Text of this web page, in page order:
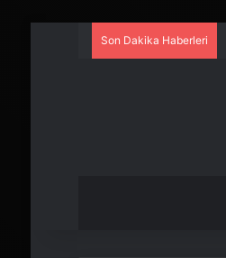
Son Dakika Haberleri